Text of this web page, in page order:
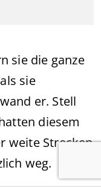
sie die ganze
sie
er. Stell
diesem
weite Strecken
weg.